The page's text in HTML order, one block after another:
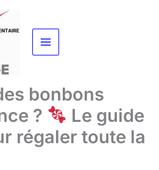
bonbons
?
Le guide
régaler toute la